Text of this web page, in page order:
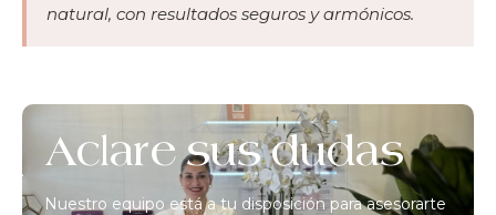
natural, con resultados seguros y armónicos.
Aclare sus dudas
Nuestro equipo está a tu disposición para asesorarte